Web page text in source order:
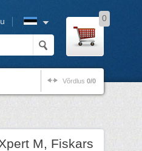
0
Võrdlus 0/0
M, Fiskars